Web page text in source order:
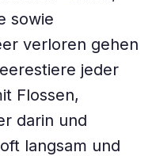
sowie
verloren gehen
jeder
Flossen,
darin und
langsam und